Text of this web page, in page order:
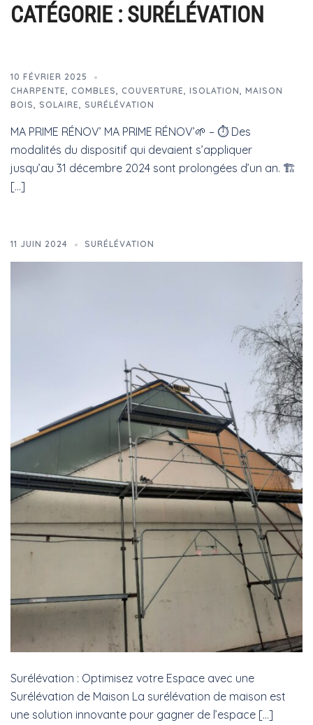
CATÉGORIE : SURÉLÉVATION
10 FÉVRIER 2025
CHARPENTE, COMBLES, COUVERTURE, ISOLATION, MAISON
BOIS, SOLAIRE, SURÉLÉVATION
MA PRIME RÉNOV’ MA PRIME RÉNOV’🌱 – ⏱️ Des
modalités du dispositif qui devaient s’appliquer
jusqu’au 31 décembre 2024 sont prolongées d’un an. 🏗️
[…]
11 JUIN 2024 SURÉLÉVATION
Surélévation : Optimisez votre Espace avec une
Surélévation de Maison La surélévation de maison est
une solution innovante pour gagner de l’espace […]